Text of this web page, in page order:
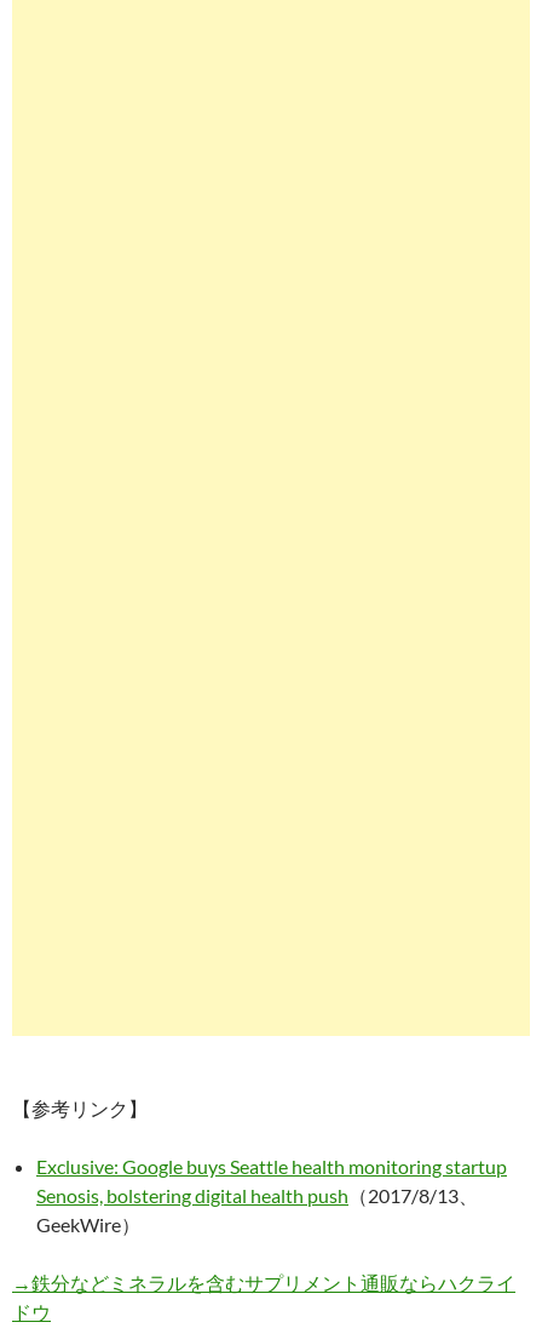
【参考リンク】
Exclusive: Google buys Seattle health monitoring startup
Senosis, bolstering digital health push （2017/8/13、
GeekWire）
→鉄分などミネラルを含むサプリメント通販ならハクライ
ドウ